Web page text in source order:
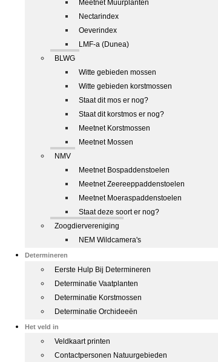
Meetnet Muurplanten
Nectarindex
Oeverindex
LMF-a (Dunea)
BLWG
Witte gebieden mossen
Witte gebieden korstmossen
Staat dit mos er nog?
Staat dit korstmos er nog?
Meetnet Korstmossen
Meetnet Mossen
NMV
Meetnet Bospaddenstoelen
Meetnet Zeereeppaddenstoelen
Meetnet Moeraspaddenstoelen
Staat deze soort er nog?
Zoogdiervereniging
NEM Wildcamera's
Determineren
Eerste Hulp Bij Determineren
Determinatie Vaatplanten
Determinatie Korstmossen
Determinatie Orchideeën
Het veld in
Veldkaart printen
Contactpersonen Natuurgebieden